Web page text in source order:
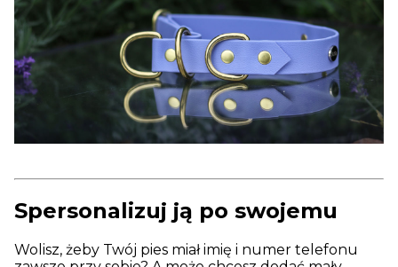
Spersonalizuj ją po swojemu
Wolisz, żeby Twój pies miał imię i numer telefonu